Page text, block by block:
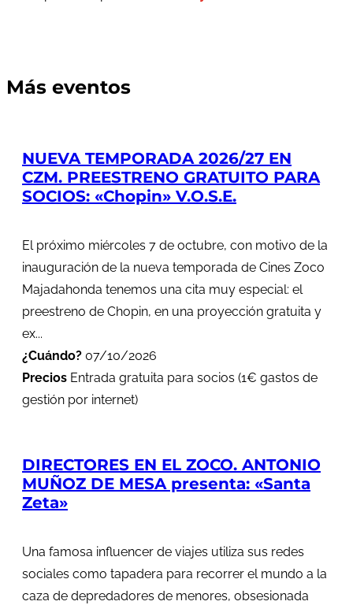
Más eventos
NUEVA TEMPORADA 2026/27 EN
CZM. PREESTRENO GRATUITO PARA
SOCIOS: «Chopin» V.O.S.E.
El próximo miércoles 7 de octubre, con motivo de la
inauguración de la nueva temporada de Cines Zoco
Majadahonda tenemos una cita muy especial: el
preestreno de Chopin, en una proyección gratuita y
ex...
¿Cuándo? 07/10/2026
Precios Entrada gratuita para socios (1€ gastos de
gestión por internet)
DIRECTORES EN EL ZOCO. ANTONIO
MUÑOZ DE MESA presenta: «Santa
Zeta»
Una famosa influencer de viajes utiliza sus redes
sociales como tapadera para recorrer el mundo a la
caza de depredadores de menores, obsesionada